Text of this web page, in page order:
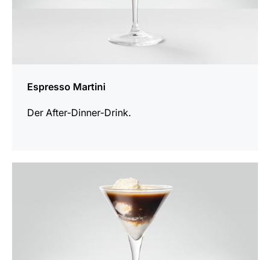
Espresso Martini
Der After-Dinner-Drink.